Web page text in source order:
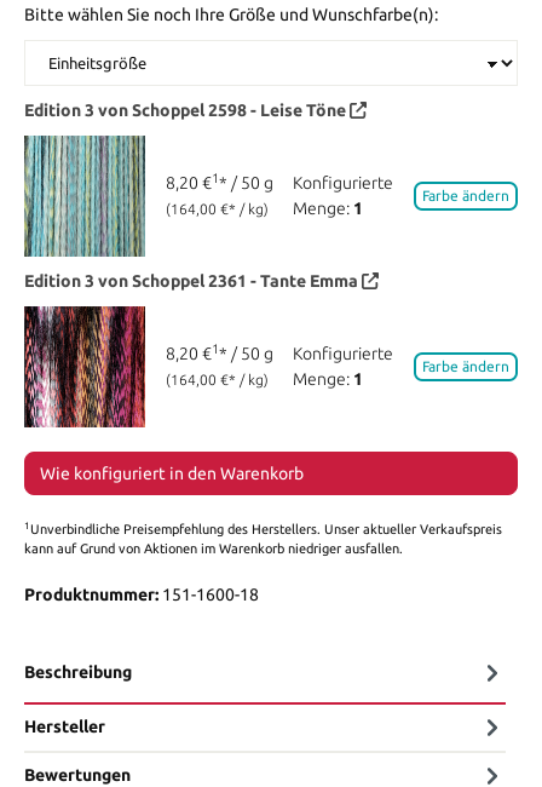
Bitte wählen Sie noch Ihre Größe und Wunschfarbe(n):
Edition 3 von Schoppel2598 - Leise Töne
8,20 €1* / 50 g
(164,00 €* / kg)
Konfigurierte
Menge: 1
Farbe ändern
Edition 3 von Schoppel2361 - Tante Emma
8,20 €1* / 50 g
(164,00 €* / kg)
Konfigurierte
Menge: 1
Farbe ändern
Wie konfiguriert in den Warenkorb
1 Unverbindliche Preisempfehlung des Herstellers. Unser aktueller Verkaufspreis
kann auf Grund von Aktionen im Warenkorb niedriger ausfallen.
Produktnummer: 151-1600-18
Beschreibung
Hersteller
Bewertungen